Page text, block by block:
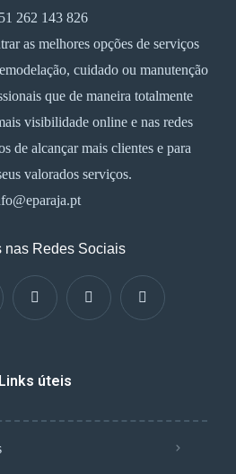
262 143 826
as melhores opções de serviços
cuidado ou manutenção
que de maneira totalmente
visibilidade online e nas redes
de alcançar mais clientes e para
valorados serviços.
nas Redes Sociais
Links úteis